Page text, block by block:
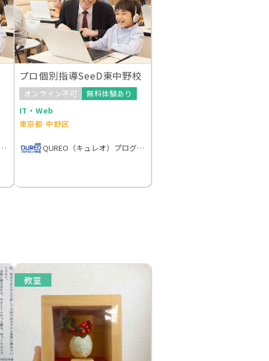
QUREO（キュレオ）プログラミング教室
プロ個別指導SeeD東中野校
オンライン不可
無料体験あり
IT・Web
東京都 中野区
QUREO（キュレオ）プログラミング教室
教室